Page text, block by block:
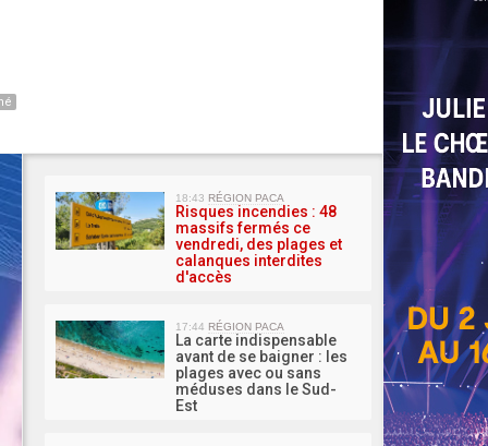
MA
18:43 RÉGION PACA
Risques incendies : 48
massifs fermés ce
vendredi, des plages et
calanques interdites
d'accès
17:44 RÉGION PACA
La carte indispensable
avant de se baigner : les
plages avec ou sans
méduses dans le Sud-
Est